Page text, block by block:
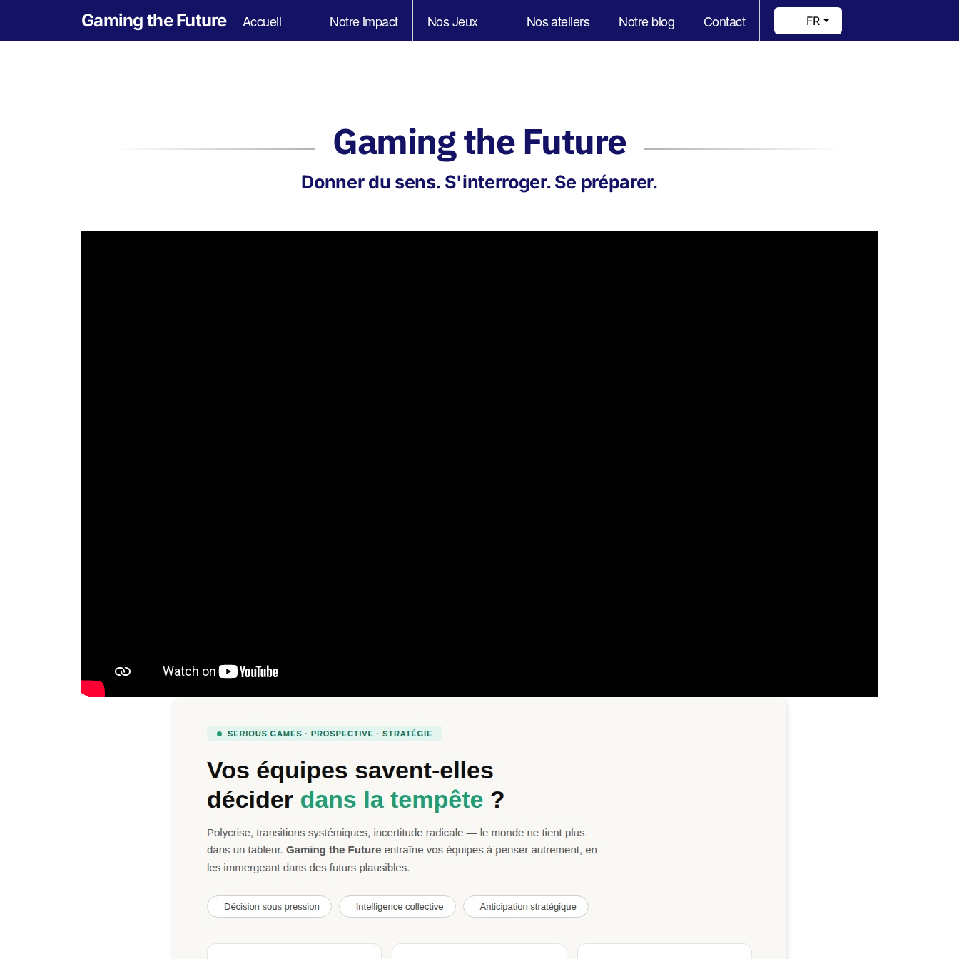
Gaming the Future Accueil Notre impact Nos Jeux Nos ateliers Notre blog Contact FR
Gaming the Future
Donner du sens. S'interroger. Se préparer.